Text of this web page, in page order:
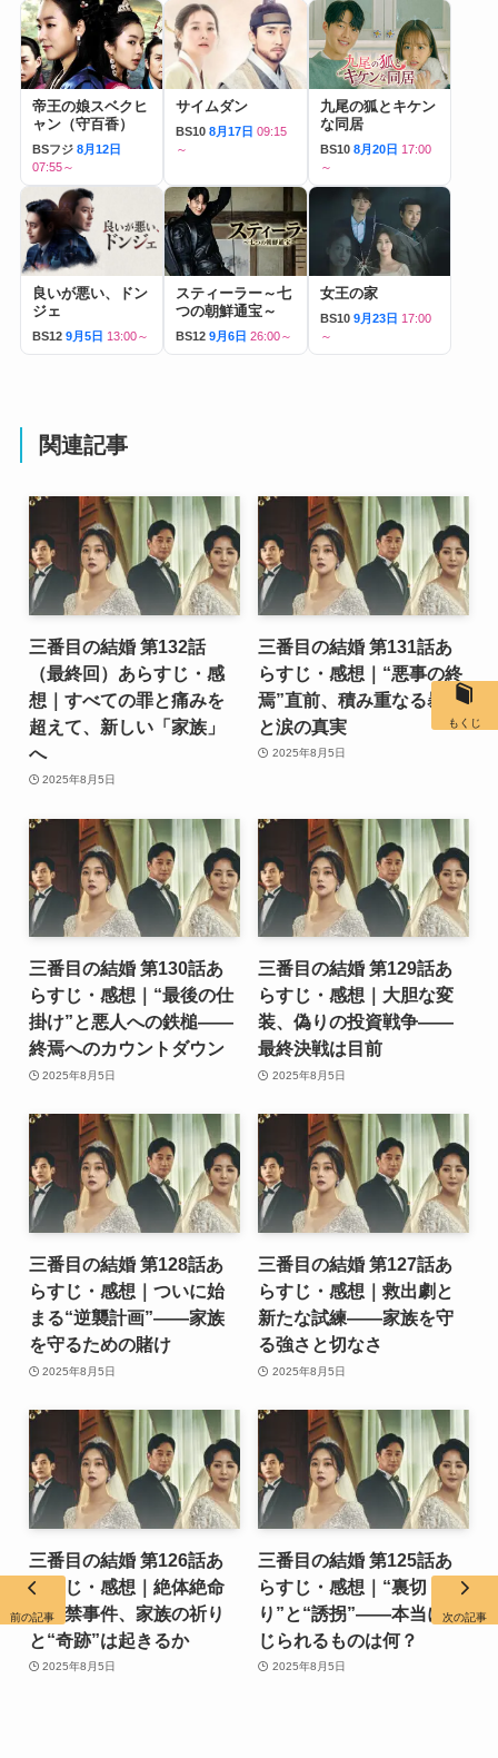
帝王の娘スベクヒ
ャン（守百香）
BSフジ 8月12日
07:55～
サイムダン
BS10 8月17日 09:15
～
九尾の狐とキケン
な同居
BS10 8月20日 17:00
～
良いが悪い、ドン
ジェ
BS12 9月5日 13:00～
スティーラー～七
つの朝鮮通宝～
BS12 9月6日 26:00～
女王の家
BS10 9月23日 17:00
～
関連記事
三番目の結婚 第132話
（最終回）あらすじ・感
想｜すべての罪と痛みを
超えて、新しい「家族」
へ
2025年8月5日
三番目の結婚 第131話あ
らすじ・感想｜“悪事の終
焉”直前、積み重なる暴露
と涙の真実
2025年8月5日
三番目の結婚 第130話あ
らすじ・感想｜“最後の仕
掛け”と悪人への鉄槌――
終焉へのカウントダウン
2025年8月5日
三番目の結婚 第129話あ
らすじ・感想｜大胆な変
装、偽りの投資戦争――
最終決戦は目前
2025年8月5日
三番目の結婚 第128話あ
らすじ・感想｜ついに始
まる“逆襲計画”――家族
を守るための賭け
2025年8月5日
三番目の結婚 第127話あ
らすじ・感想｜救出劇と
新たな試練――家族を守
る強さと切なさ
2025年8月5日
三番目の結婚 第126話あ
らすじ・感想｜絶体絶命
の監禁事件、家族の祈り
と“奇跡”は起きるか
2025年8月5日
三番目の結婚 第125話あ
らすじ・感想｜“裏切
り”と“誘拐”――本当に信
じられるものは何？
2025年8月5日
前の記事 次の記事
もくじ